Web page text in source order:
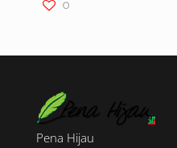
0
Pena Hijau